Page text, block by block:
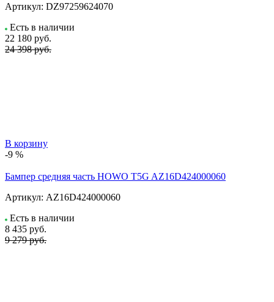
Артикул: DZ97259624070
Есть в наличии
22 180 руб.
24 398 руб.
В корзину
-9 %
Бампер средняя часть HOWO T5G AZ16D424000060
Артикул: AZ16D424000060
Есть в наличии
8 435 руб.
9 279 руб.